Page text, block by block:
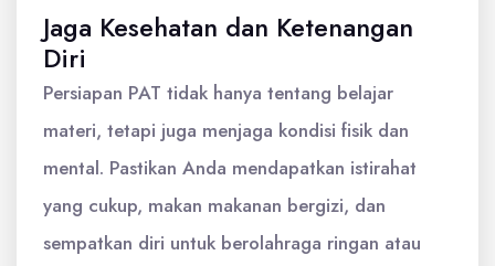
Jaga Kesehatan dan Ketenangan
Diri
Persiapan PAT tidak hanya tentang belajar
materi, tetapi juga menjaga kondisi fisik dan
mental. Pastikan Anda mendapatkan istirahat
yang cukup, makan makanan bergizi, dan
sempatkan diri untuk berolahraga ringan atau